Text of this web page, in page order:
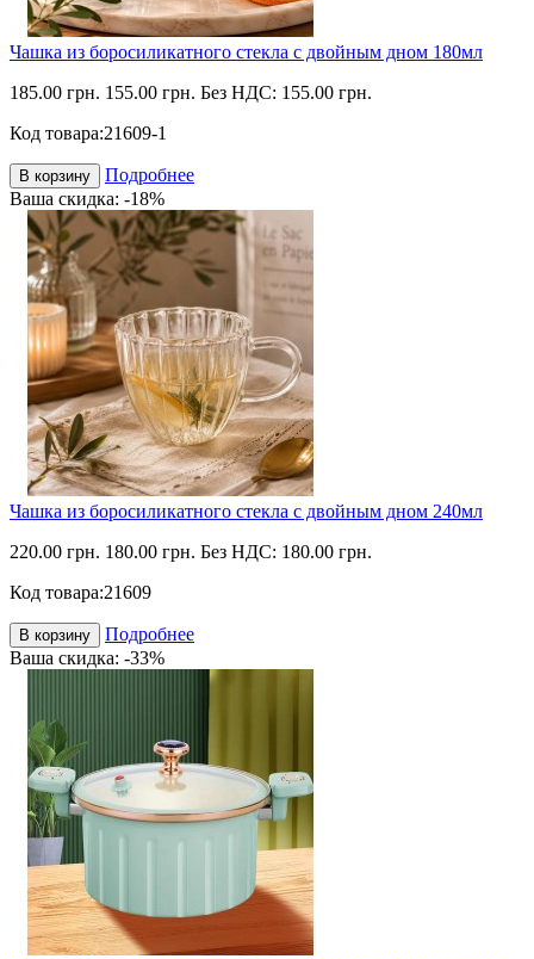
Чашка из боросиликатного стекла с двойным дном 180мл
185.00 грн. 155.00 грн. Без НДС: 155.00 грн.
Код товара:21609-1
В корзину
Подробнее
Ваша скидка: -18%
Чашка из боросиликатного стекла с двойным дном 240мл
220.00 грн. 180.00 грн. Без НДС: 180.00 грн.
Код товара:21609
В корзину
Подробнее
Ваша скидка: -33%